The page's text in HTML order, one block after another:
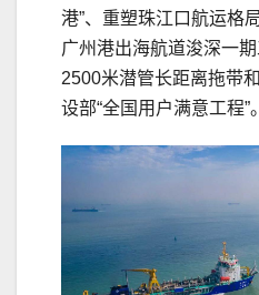
港”、重塑珠江口航运格
广州港出海航道浚深一
2500米潜管长距离拖带
设部“全国用户满意工程”。